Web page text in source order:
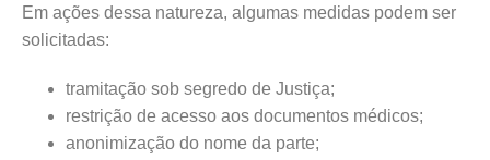
Em ações dessa natureza, algumas medidas podem ser
solicitadas:
tramitação sob segredo de Justiça;
restrição de acesso aos documentos médicos;
anonimização do nome da parte;